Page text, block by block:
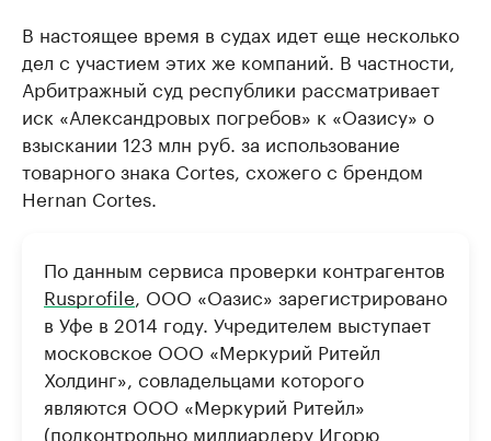
В настоящее время в судах идет еще несколько
дел с участием этих же компаний. В частности,
Арбитражный суд республики рассматривает
иск «Александровых погребов» к «Оазису» о
взыскании 123 млн руб. за использование
товарного знака Cortes, схожего с брендом
Hernan Cortes.
По данным сервиса проверки контрагентов
Rusprofile, ООО «Оазис» зарегистрировано
в Уфе в 2014 году. Учредителем выступает
московское ООО «Меркурий Ритейл
Холдинг», совладельцами которого
являются ООО «Меркурий Ритейл»
(подконтрольно миллиардеру Игорю